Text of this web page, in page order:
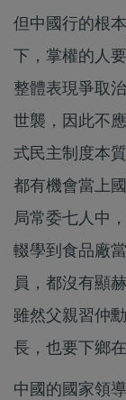
但中國行的根
下，掌權的人
整體表現爭取
世襲，因此不
式民主制度本
都有機會當上
局常委七人中
輟學到食品廠
員，都沒有顯
雖然父親習仲
長，也要下鄉
中國的國家領